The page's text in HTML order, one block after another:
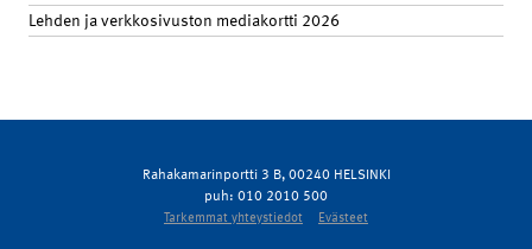
Lehden ja verkkosivuston mediakortti 2026
Rahakamarinportti 3 B, 00240 HELSINKI
puh: 010 2010 500
Tarkemmat yhteystiedot Evästeet